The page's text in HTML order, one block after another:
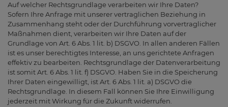
Auf welcher Rechtsgrundlage verarbeiten wir Ihre Daten?
Sofern Ihre Anfrage mit unserer vertraglichen Beziehung in
Zusammenhang steht oder der Durchführung vorvertraglicher
Maßnahmen dient, verarbeiten wir Ihre Daten auf der
Grundlage von Art. 6 Abs. 1 lit. b) DSGVO. In allen anderen Fällen
ist es unser berechtigtes Interesse, an uns gerichtete Anfragen
effektiv zu bearbeiten. Rechtsgrundlage der Datenverarbeitung
ist somit Art. 6 Abs. 1 lit. f) DSGVO. Haben Sie in die Speicherung
Ihrer Daten eingewilligt, ist Art. 6 Abs. 1 lit. a) DSGVO die
Rechtsgrundlage. In diesem Fall können Sie Ihre Einwilligung
jederzeit mit Wirkung für die Zukunft widerrufen.